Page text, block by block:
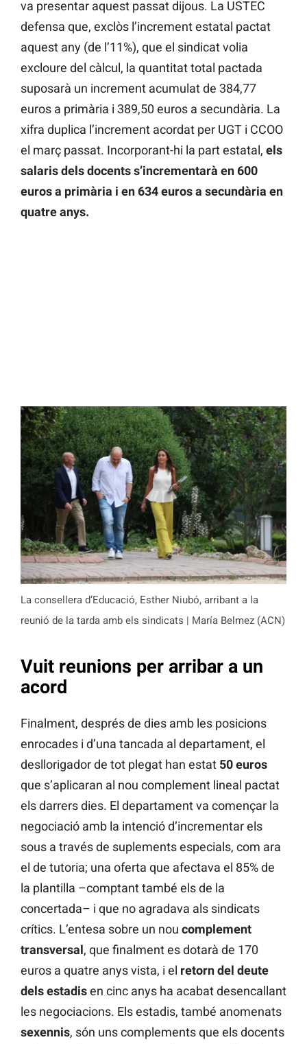
va presentar aquest passat dijous. La USTEC
defensa que, exclòs l’increment estatal pactat
aquest any (de l’11%), que el sindicat volia
excloure del càlcul, la quantitat total pactada
suposarà un increment acumulat de 384,77
euros a primària i 389,50 euros a secundària. La
xifra duplica l’increment acordat per UGT i CCOO
el març passat. Incorporant-hi la part estatal, els
salaris dels docents s’incrementarà en 600
euros a primària i en 634 euros a secundària en
quatre anys.
La consellera d’Educació, Esther Niubó, arribant a la
reunió de la tarda amb els sindicats | María Belmez (ACN)
Vuit reunions per arribar a un
acord
Finalment, després de dies amb les posicions
enrocades i d’una tancada al departament, el
desllorigador de tot plegat han estat 50 euros
que s’aplicaran al nou complement lineal pactat
els darrers dies. El departament va començar la
negociació amb la intenció d’incrementar els
sous a través de suplements especials, com ara
el de tutoria; una oferta que afectava el 85% de
la plantilla –comptant també els de la
concertada– i que no agradava als sindicats
crítics. L’entesa sobre un nou complement
transversal, que finalment es dotarà de 170
euros a quatre anys vista, i el retorn del deute
dels estadisen cinc anys ha acabat desencallant
les negociacions. Els estadis, també anomenats
sexennis, són uns complements que els docents